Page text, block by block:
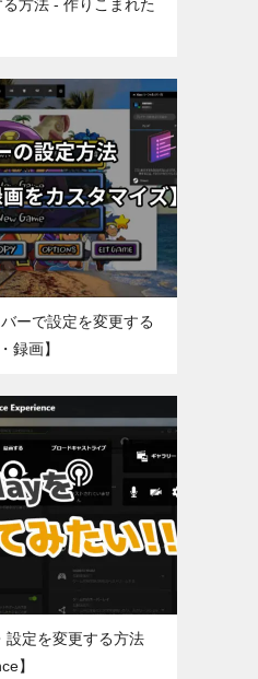
方法 - 作りこまれた
ーで設定を変更する
録画】
設定を変更する方法
】